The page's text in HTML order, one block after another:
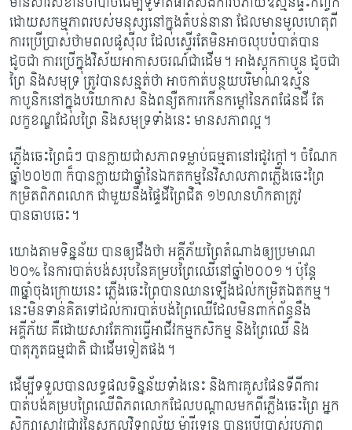
ដោយសកម្មភាពរបស់មនុស្ស​នៅក្នុងតំបន់នានា ដែលមានមូលហេតុ​ពី​
ការ​ប្រើប្រាស់​ថាមពលផូស៊ីល ដែលស្ទើរតែមិនអាចលុបបំបាត់បាន
ដូចជា ការប្រើក្នុង​វិស័យ​​អាកាស​​ចរណ៍​​​​ជា​ដើម។ អាងស្តុកកាបូន ដូចជា
ព្រៃ និងសមុទ្រ ត្រូវបានសន្មត់ថា អាច​កាត់​បន្ថយ​​បរិមាណ​ឧស្ម័ន
កាបូនិក​នៅក្នុងបរិយាកាស និងពន្យឺត​ការកើនកម្តៅនៃភពផែនដី តែ​​​​
លក្ខខណ្ឌ​ដែលព្រៃ និងសមុទ្រទាំងនេះ មានសភាព​ល្អ។
ភ្លើងឆេះព្រៃធំៗ បានក្លាយជាសភាពទម្លាប់ធម្មតា​នៅរដូវក្តៅ។ ចំណែក
ឆ្នាំ២០២៣ ក៏​បាន​ក្លាយ​ជាឆ្នាំនៃឯកតកម្មនៃវិសាលភាពភ្លើងឆេះព្រៃ
កម្រិតពិភពលោក ជាមួយនឹងផ្ទៃដីព្រៃជិត ១២លាន​ហិកតា​ត្រូវ
បានឆាបឆេះ។
យោងតាមទិន្នន័យ បានឲ្យដឹងថា អគ្គីភ័យព្រៃតំណាងឲ្យប្រមាណ
២០% នៃការ​បាត់បង់​សរុប​នៃ​​គម្របព្រៃឈើ​នៅឆ្នាំ២០០១។ ប៉ុន្តែ
៣ឆ្នាំចុងក្រោយនេះ ភ្លើងឆេះព្រៃបាន​ឈាន​​ឡើង​​ដល់​កម្រិត​​ឯតកម្ម។
នេះមិនទាន់គិតទៅដល់ការបាត់បង់​ព្រៃឈើដែលមិន​ពាក់ព័ន្ធ​នឹង​
អគ្គីភ័យ គឺ​ដោយសារ​តែ​ការធ្វើអាជីវកម្មកសិកម្ម និងព្រៃឈើ និង
បាតុភូតធម្មជាតិ ជា​ដើម​ទៀតផង។
ដើម្បីទទួលបានលទ្ធផលទិន្នន័យទាំងនេះ និងការគូសផែនទីពីការ
បាត់បង់គម្របព្រៃឈើ​ពិភពលោក​​ដែលបណ្តាលមកពីភ្លើងឆេះព្រៃ អ្នក​